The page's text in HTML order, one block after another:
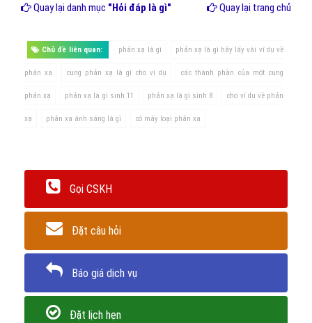
Quay lại danh mục "Hỏi đáp là gì" Quay lại trang chủ
Chủ đề liên quan: phản xạ là gì phản xạ là gì hãy lấy vài ví dụ về
phản xạ cung phản xạ là gì cho ví dụ các thành phần của một cung
phản xạ phản xạ là gì sinh 11 phản xạ là gì sinh 8 cho ví dụ về phản
xạ phản xạ ánh sáng là gì có mấy loại phản xạ
Gọi CSKH
Đặt câu hỏi
Báo giá dịch vụ
Đặt lịch hẹn